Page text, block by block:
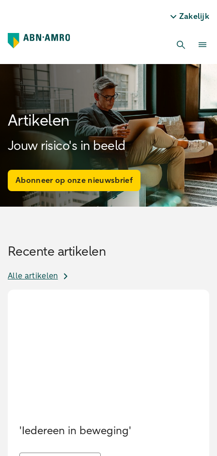
Zakelijk
Artikelen
Jouw risico's in beeld
Abonneer op onze nieuwsbrief
Recente artikelen
Alle artikelen
'Iedereen in beweging'